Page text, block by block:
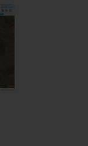
suivantes